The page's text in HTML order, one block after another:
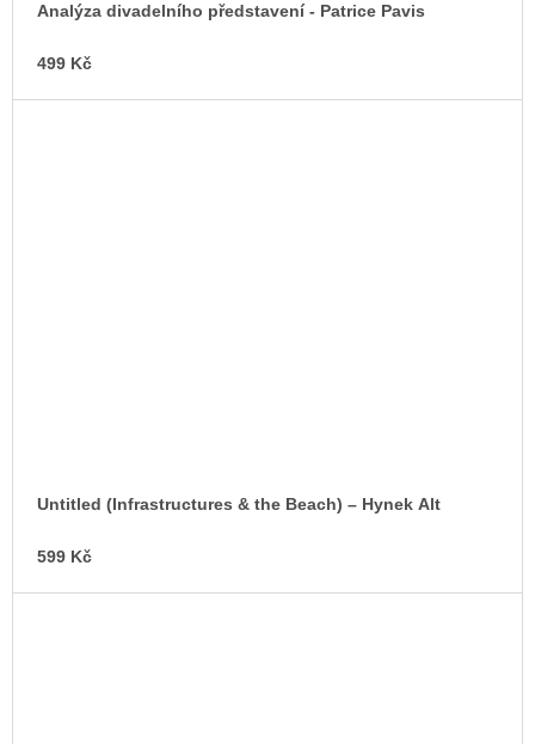
Analýza divadelního představení - Patrice Pavis
499 Kč
Untitled (Infrastructures & the Beach) –⁠ Hynek Alt
599 Kč